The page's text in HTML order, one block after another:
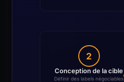
2
Conception de la cible
Définir des labels négociables